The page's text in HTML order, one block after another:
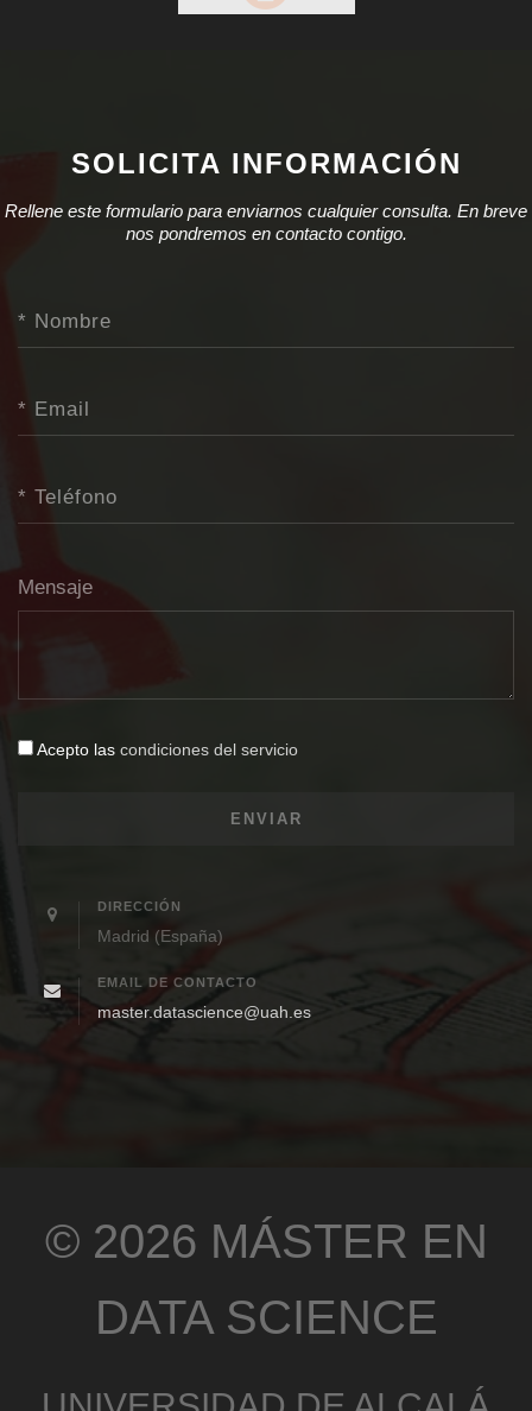
SOLICITA INFORMACIÓN
Rellene este formulario para enviarnos cualquier consulta. En breve
nos pondremos en contacto contigo.
Mensaje
Acepto las condiciones del servicio
DIRECCIÓN
Madrid (España)
EMAIL DE CONTACTO
master.datascience@uah.es
© 2026 MÁSTER EN
DATA SCIENCE